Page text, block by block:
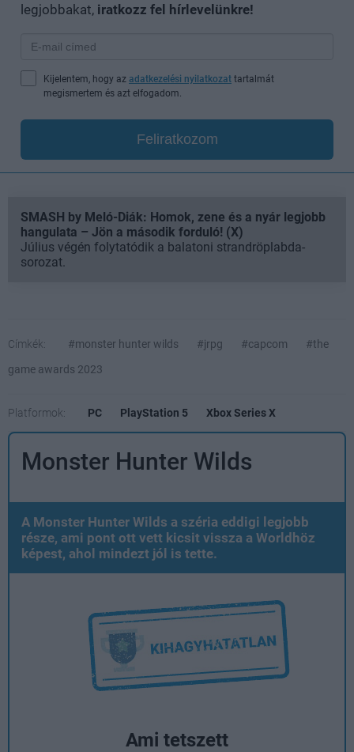
legjobbakat, iratkozz fel hírlevelünkre!
Kijelentem, hogy az adatkezelési nyilatkozat tartalmát
megismertem és azt elfogadom.
Feliratkozom
SMASH by Meló-Diák: Homok, zene és a nyár legjobb
hangulata – Jön a második forduló! (X)
Július végén folytatódik a balatoni strandröplabda-
sorozat.
Címkék: #monster hunter wilds #jrpg #capcom
#the
game awards 2023
Platformok: PC PlayStation 5 Xbox Series X
Monster Hunter Wilds
A Monster Hunter Wilds a széria eddigi legjobb
része, ami pont ott vett kicsit vissza a Worldhöz
képest, ahol mindezt jól is tette.
Ami tetszett